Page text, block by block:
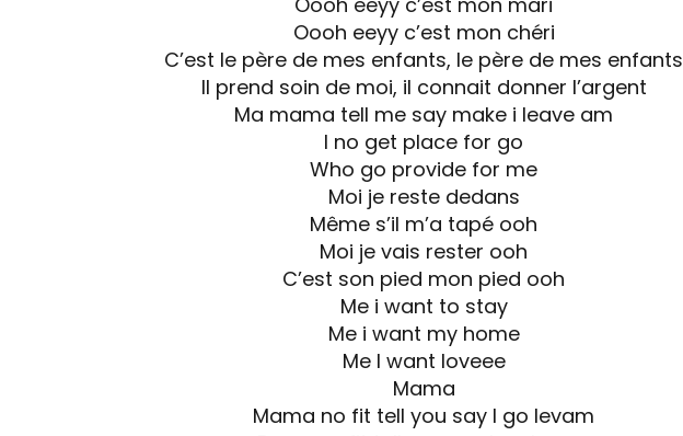
Oooh eeyy c’est mon chéri
C’est le père de mes enfants, le père de mes enfants
Il prend soin de moi, il connait donner l’argent
Ma mama tell me say make i leave am
I no get place for go
Who go provide for me
Moi je reste dedans
Même s’il m’a tapé ooh
Moi je vais rester ooh
C’est son pied mon pied ooh
Me i want to stay
Me i want my home
Me I want loveee
Mama
Mama no fit tell you say I go levam